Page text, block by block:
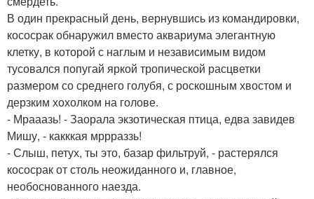
В один прекрасный день, вернувшись из командировки,
кососрак обнаружил вместо аквариума элегантную
клетку, в которой с наглым и независимым видом
тусовался попугай яркой тропической расцветки
размером со среднего голубя, с роскошным хвостом и
дерзким хохолком на голове.
- Мрааазь! - Заорала экзотическая птица, едва завидев
Мишу, - какккая мррраззь!
- Слыш, петух, ты это, базар фильтруй, - растерялся
кососрак от столь неожиданного и, главное,
необоснованного наезда.